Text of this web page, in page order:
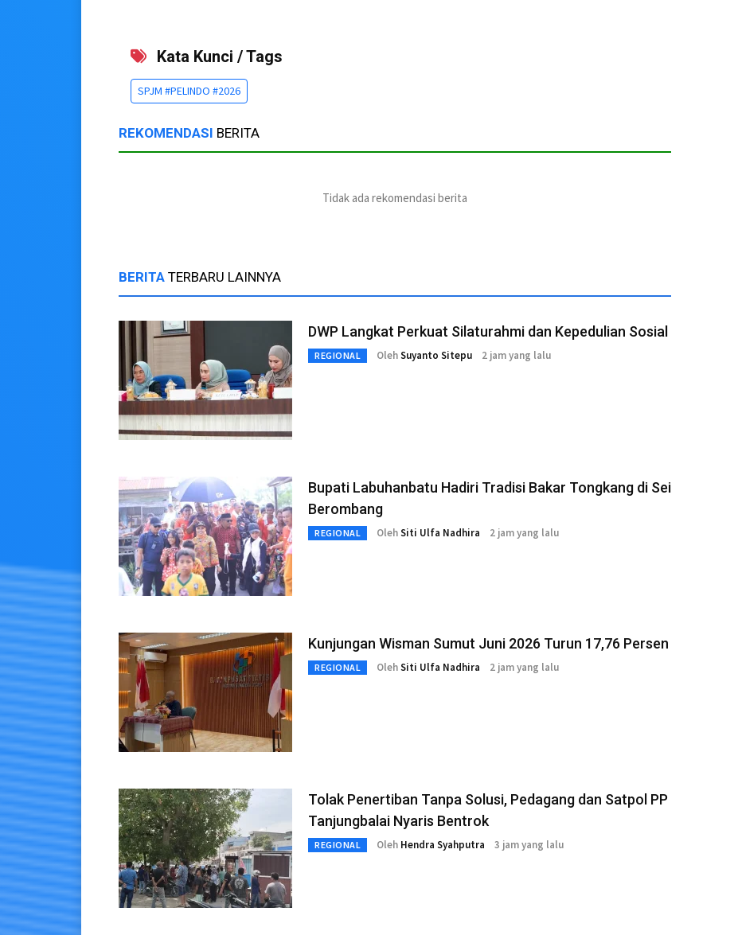
Kata Kunci / Tags
SPJM #PELINDO #2026
REKOMENDASI BERITA
Tidak ada rekomendasi berita
BERITA TERBARU LAINNYA
DWP Langkat Perkuat Silaturahmi dan Kepedulian Sosial
REGIONAL OlehSuyanto Sitepu 2 jam yang lalu
Bupati Labuhanbatu Hadiri Tradisi Bakar Tongkang di Sei
Berombang
REGIONAL OlehSiti Ulfa Nadhira 2 jam yang lalu
Kunjungan Wisman Sumut Juni 2026 Turun 17,76 Persen
REGIONAL OlehSiti Ulfa Nadhira 2 jam yang lalu
Tolak Penertiban Tanpa Solusi, Pedagang dan Satpol PP
Tanjungbalai Nyaris Bentrok
REGIONAL Oleh Hendra Syahputra 3 jam yang lalu